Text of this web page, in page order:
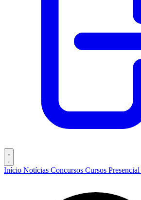
Início Notícias Concursos Cursos Presencial